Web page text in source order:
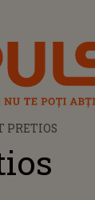
PRETIOS